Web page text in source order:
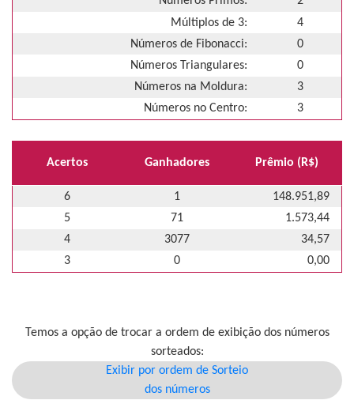
Múltiplos de 3:
4
Números de Fibonacci:
0
Números Triangulares:
0
Números na Moldura:
3
Números no Centro:
3
Acertos Ganhadores Prêmio (R$)
6 1
148.951,89
5
71
1.573,44
4
3077
34,57
3
0 0,00
Temos a opção de trocar a ordem de exibição dos números
sorteados:
Exibir por ordem de Sorteio
dos números